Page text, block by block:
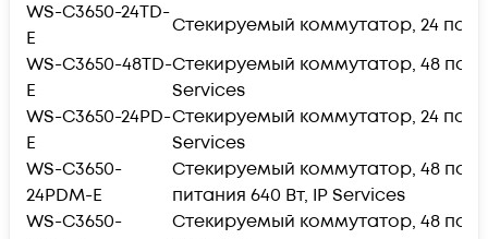
WS-C3650-24TD-
E
Стекируемый коммутатор, 24 порта
WS-C3650-48TD-
E
Стекируемый коммутатор, 48
Services
WS-C3650-24PD-
E
Стекируемый коммутатор, 24 порта
Services
WS-C3650-
24PDM-E
Стекируемый коммутатор, 48
питания 640 Вт, IP Services
WS-C3650-
Стекируемый коммутатор, 48